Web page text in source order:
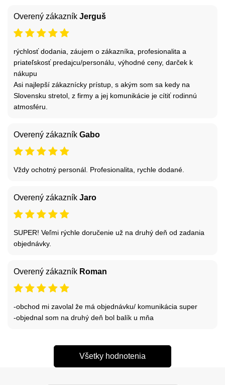
Overený zákazník Jerguš
rýchlosť dodania, záujem o zákazníka, profesionalita a
priateľskosť predajcu/personálu, výhodné ceny, darček k
nákupu
Asi najlepší zákaznícky prístup, s akým som sa kedy na
Slovensku stretol, z firmy a jej komunikácie je cítiť rodinnú
atmosféru.
Overený zákazník Gabo
Vždy ochotný personál. Profesionalita, rychle dodané.
Overený zákazník Jaro
SUPER! Veľmi rýchle doručenie už na druhý deň od zadania
objednávky.
Overený zákazník Roman
-obchod mi zavolal že má objednávku/ komunikácia super
-objednal som na druhý deň bol balík u mňa
Všetky hodnotenia